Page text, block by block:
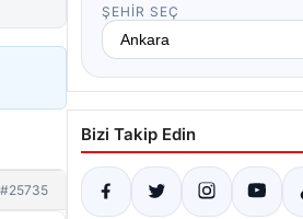
#25735
ŞEHIR SEÇ
Bizi Takip Edin